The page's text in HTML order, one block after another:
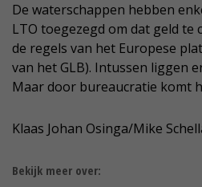
De waterschappen hebben
LTO toegezegd om dat geld
de regels van het Europese
van het GLB). Intussen liggen
Maar door bureaucratie komt
Klaas Johan Osinga/Mike
Bekijk meer over: